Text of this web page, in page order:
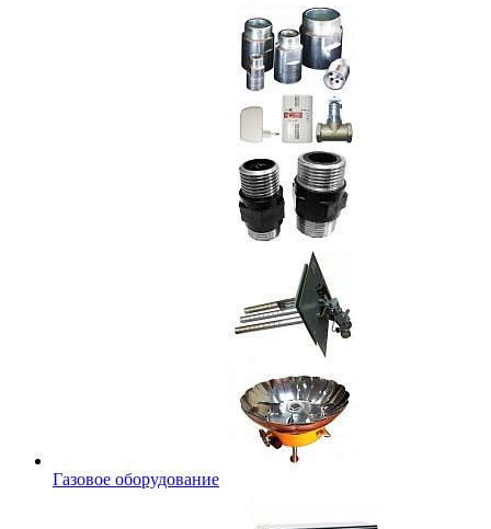
Газовое оборудование